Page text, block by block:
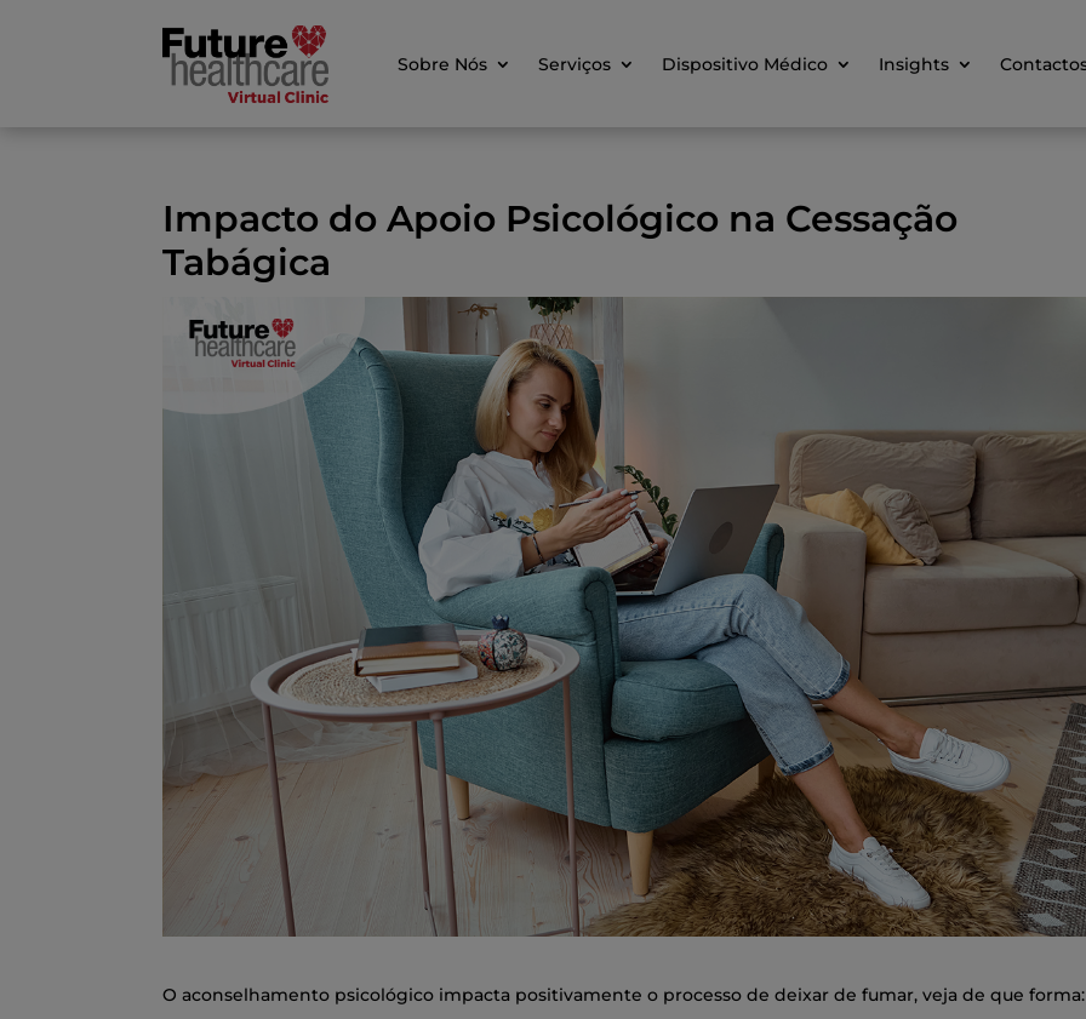
Sobre Nós Serviços Dispositivo Médico Insights
Impacto do Apoio Psicológico na Cessação
Tabágica
O aconselhamento psicológico impacta positivamente o processo de deixar de fumar, veja de que forma: